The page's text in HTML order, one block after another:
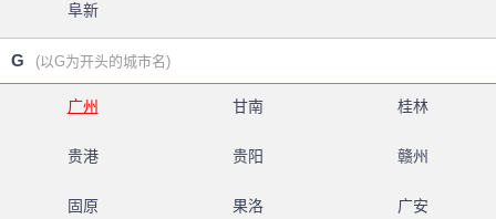
阜新
G (以G为开头的城市名)
广州 甘南 桂林
贵港 贵阳 赣州
固原 果洛 广安